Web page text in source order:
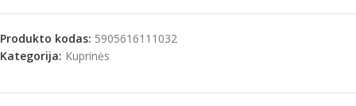
Produkto kodas: 5905616111032
Kategorija: Kuprinės